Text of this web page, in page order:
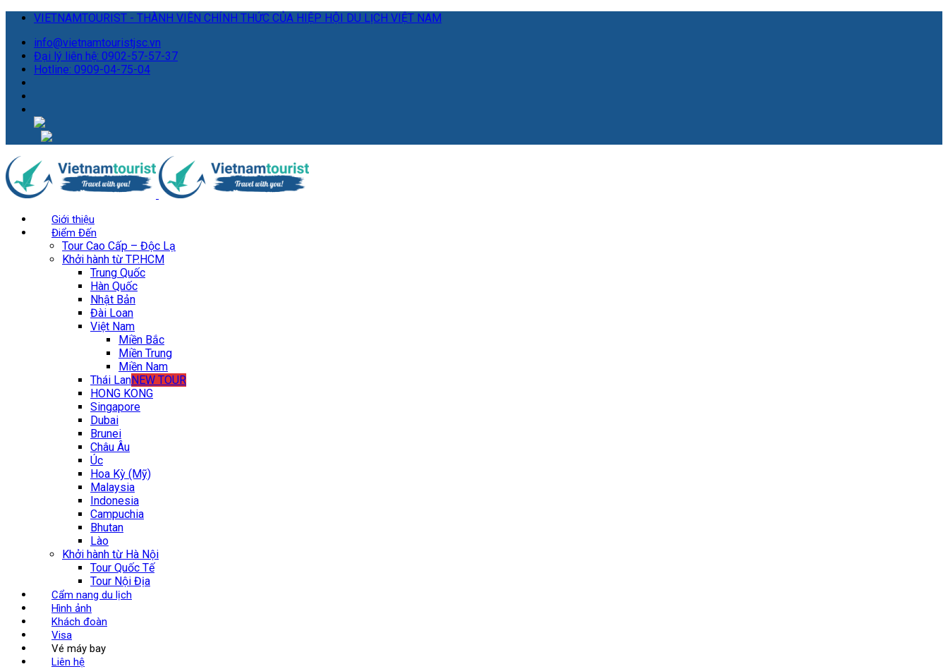
VIETNAMTOURIST - THÀNH VIÊN CHÍNH THỨC CỦA HIỆP HỘI DU LỊCH VIỆT NAM
info@vietnamtouristjsc.vn
Đại lý liên hệ: 0902-57-57-37
Hotline: 0909-04-75-04
Giới thiệu
Điểm Đến
Tour Cao Cấp – Độc Lạ
Khởi hành từ TP.HCM
Trung Quốc
Hàn Quốc
Nhật Bản
Đài Loan
Việt Nam
Miền Bắc
Miền Trung
Miền Nam
Thái LanNEW TOUR
HONG KONG
Singapore
Dubai
Brunei
Châu Âu
Úc
Hoa Kỳ (Mỹ)
Malaysia
Indonesia
Campuchia
Bhutan
Lào
Khởi hành từ Hà Nội
Tour Quốc Tế
Tour Nội Địa
Cẩm nang du lịch
Hình ảnh
Khách đoàn
Visa
Vé máy bay
Liên hệ